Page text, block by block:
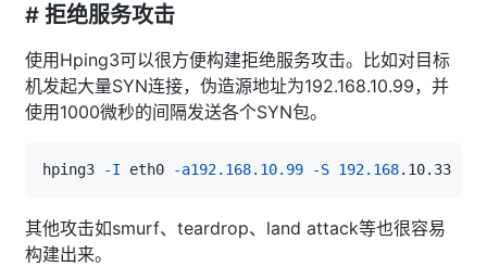
# 拒绝服务攻击
使用Hping3可以很方便构建拒绝服务攻击。比如对目标
机发起大量SYN连接，伪造源地址为192.168.10.99，并
使用1000微秒的间隔发送各个SYN包。
hping3 -I eth0 -a192.168.10.99 -S 192.168.10.33
其他攻击如smurf、teardrop、land attack等也很容易
构建出来。